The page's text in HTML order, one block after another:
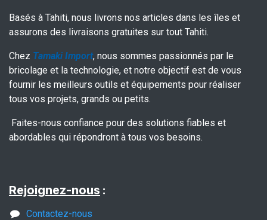
Basés à Tahiti, nous livrons nos articles dans les îles et
assurons des livraisons gratuites sur tout Tahiti.
Chez Tamaki Import, nous sommes passionnés par le
bricolage et la technologie, et notre objectif est de vous
fournir les meilleurs outils et équipements pour réaliser
tous vos projets, grands ou petits.
Faites-nous confiance pour des solutions fiables et
abordables qui répondront à tous vos besoins.
Rejoignez-nous :
Contactez-nous